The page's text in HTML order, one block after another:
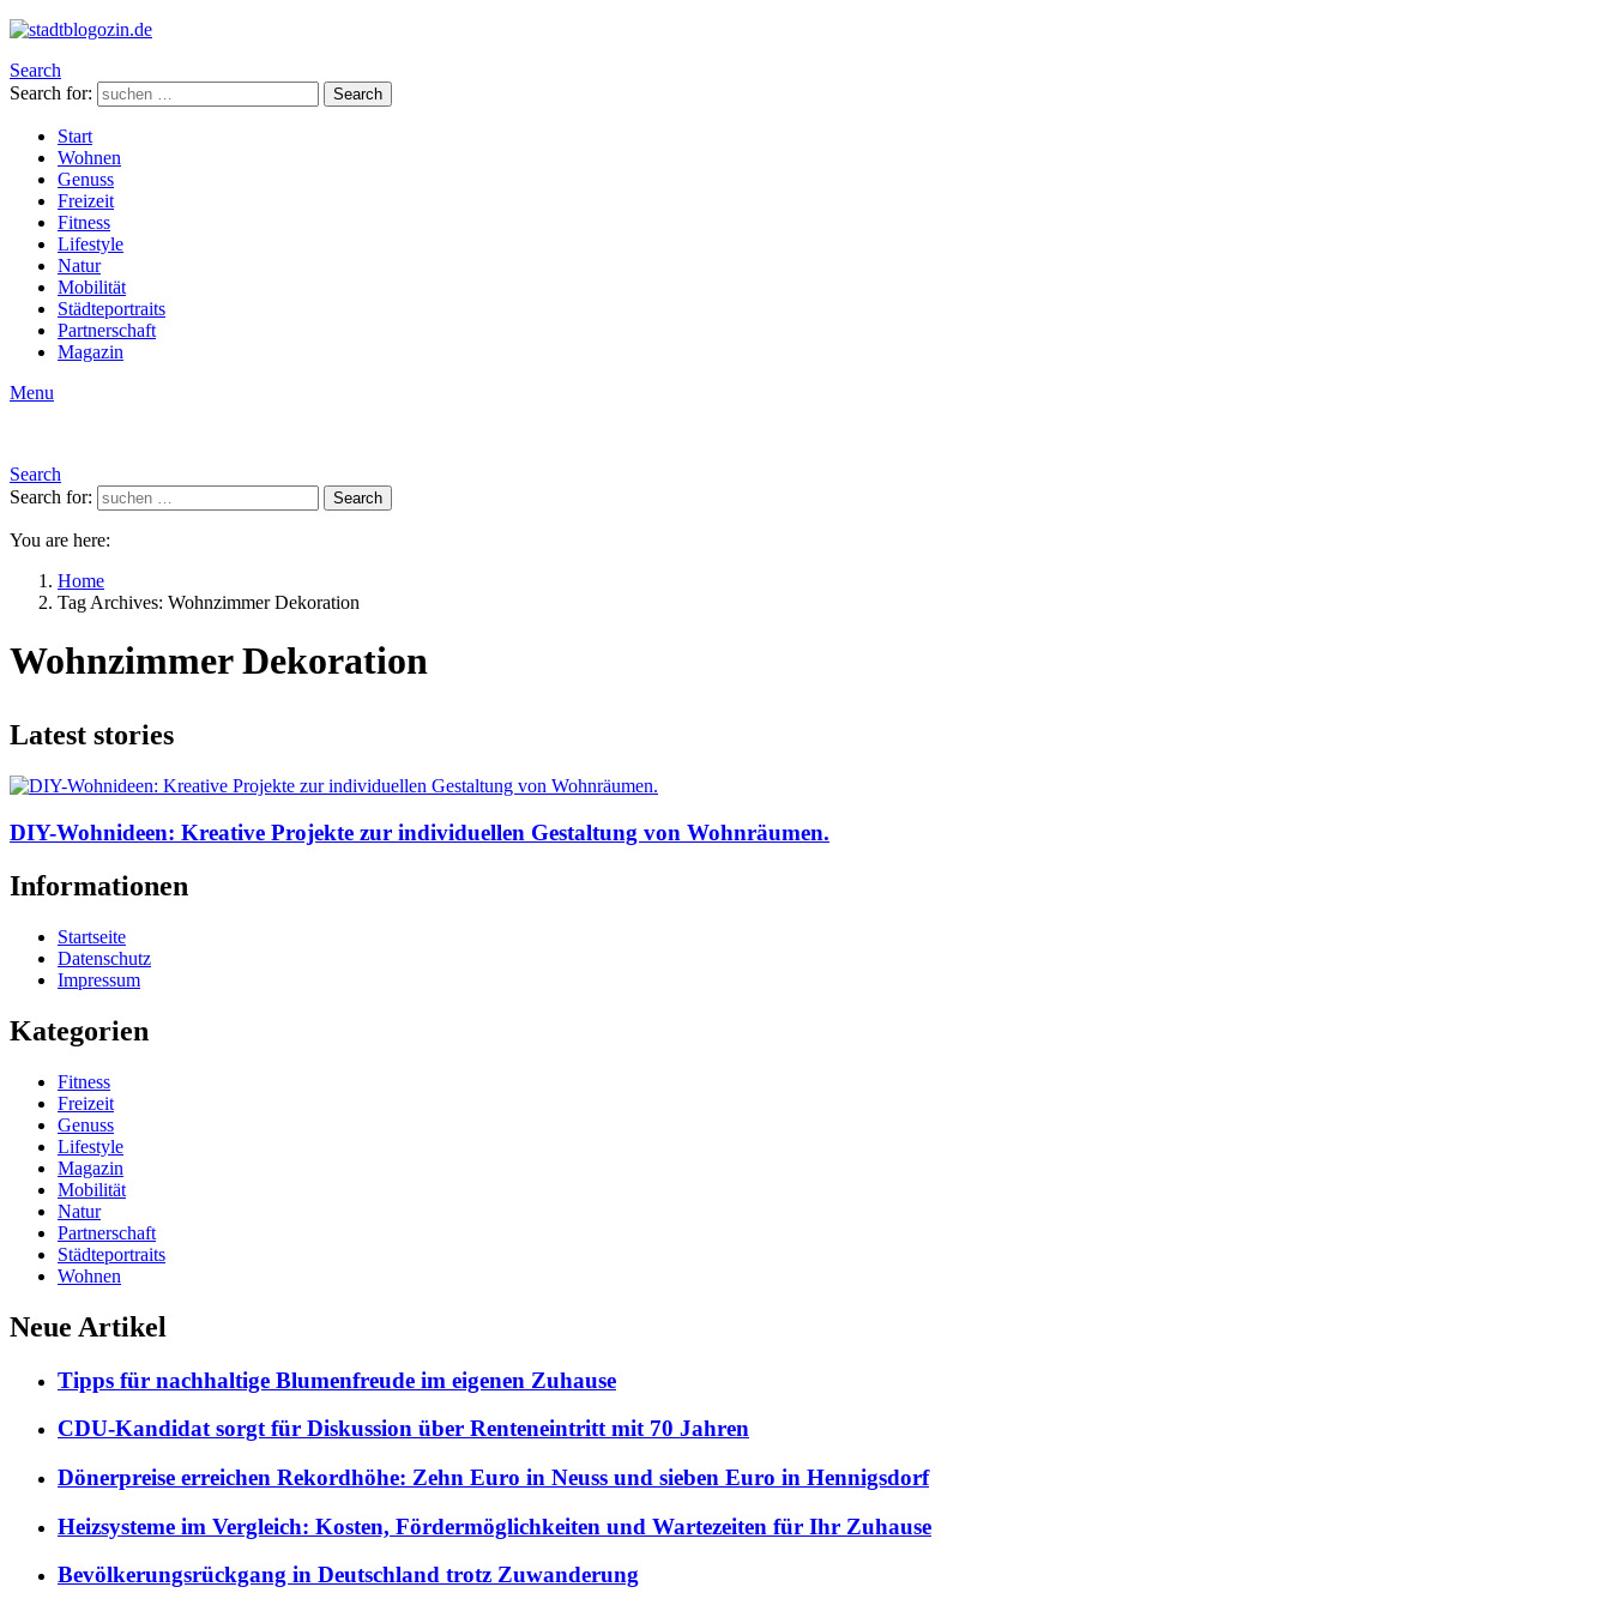
Search
Search for:
Search
Start
Wohnen
Genuss
Freizeit
Fitness
Lifestyle
Natur
Mobilität
Städteportraits
Partnerschaft
Magazin
Menu
Search
Search for:
Search
You are here:
Home
Tag Archives: Wohnzimmer Dekoration
Wohnzimmer Dekoration
Latest stories
DIY-Wohnideen: Kreative Projekte zur individuellen Gestaltung von Wohnräumen.
Informationen
Startseite
Datenschutz
Impressum
Kategorien
Fitness
Freizeit
Genuss
Lifestyle
Magazin
Mobilität
Natur
Partnerschaft
Städteportraits
Wohnen
Neue Artikel
Tipps für nachhaltige Blumenfreude im eigenen Zuhause
CDU-Kandidat sorgt für Diskussion über Renteneintritt mit 70 Jahren
Dönerpreise erreichen Rekordhöhe: Zehn Euro in Neuss und sieben Euro in Hennigsdorf
Heizsysteme im Vergleich: Kosten, Fördermöglichkeiten und Wartezeiten für Ihr Zuhause
Bevölkerungsrückgang in Deutschland trotz Zuwanderung